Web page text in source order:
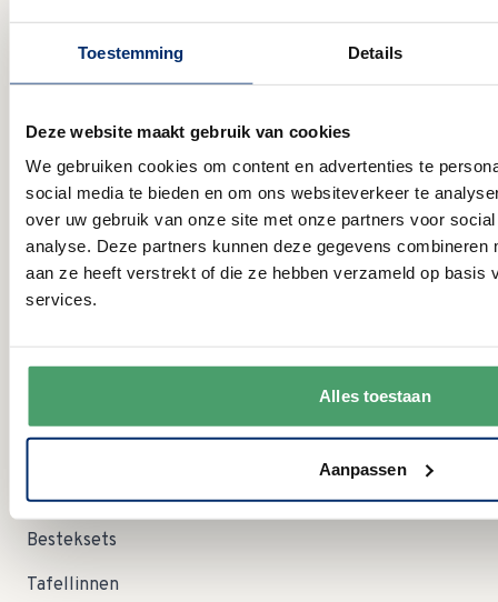
Toestemming Details
Deze website maakt gebruik van cookies
We gebruiken cookies om content en advertenties te
social media te bieden en om ons websiteverkeer te
over uw gebruik van onze site met onze partners voor
analyse. Deze partners kunnen deze gegevens combineren
aan ze heeft verstrekt of die ze hebben verzameld op basis
services.
Alles toestaan
Aanpassen
MA: 09:00 - 15:00 uur
09:00 - 12:30 uur
VR:
09:00 - 12:30 uur
ZA:
09:00 - 12:30 uur Let op; in augustus zijn wij op zaterdag
dicht!
ZO: gesloten
Categorieën
Glas en Kristal
Besteksets
Tafellinnen